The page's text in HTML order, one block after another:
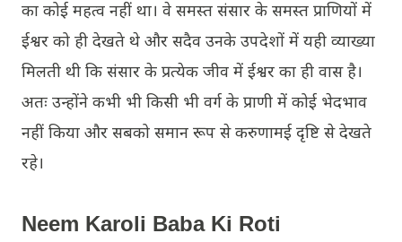
का कोई महत्व नहीं था। वे समस्त संसार के समस्त प्राणियों में
ईश्वर को ही देखते थे और सदैव उनके उपदेशों में यही व्याख्या
मिलती थी कि संसार के प्रत्येक जीव में ईश्वर का ही वास है।
अतः उन्होंने कभी भी किसी भी वर्ग के प्राणी में कोई भेदभाव
नहीं किया और सबको समान रूप से करुणामई दृष्टि से देखते
रहे।
Neem Karoli Baba Ki Roti